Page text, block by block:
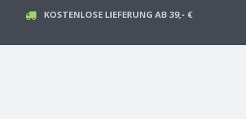
KOSTENLOSE LIEFERUNG AB 39,- €